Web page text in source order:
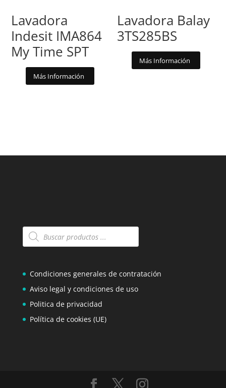
Lavadora
Indesit IMA864
My Time SPT
Más Información
Lavadora Balay
3TS285BS
Más Información
Búsqueda
de
Condiciones generales de contratación
Aviso legal y condiciones de uso
Politica de privacidad
Política de cookies (UE)